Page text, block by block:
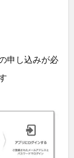
申し込みが必